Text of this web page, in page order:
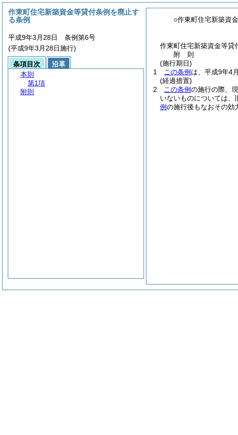
○作東町住宅新築資
作東町住宅新築資金等貸
附 則
(施行期日)
1
この条例 は、平成9年4
(経過措置)
2
この条例の施行の際、
いないものについては、
例の施行後もなおその効
作東町住宅新築資金等貸付条例を廃止す
る条例
平成9年3月28日 条例第6号
(平成9年3月28日施行)
条項目次
沿革
本則
第1項
附則